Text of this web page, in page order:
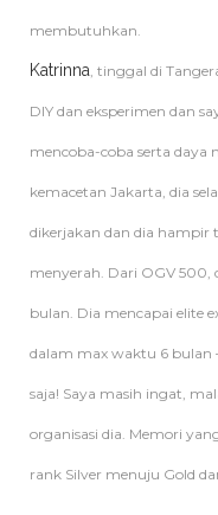
membutuhkan.
Katrinna, tinggal di
DIY dan eksperimen dan
mencoba-coba serta daya
kemacetan Jakarta, dia
dikerjakan dan dia hampir
menyerah. Dari OGV 500,
bulan. Dia mencapai elite
dalam max waktu 6 bulan
saja! Saya masih ingat,
organisasi dia. Memori
rank Silver menuju Gold